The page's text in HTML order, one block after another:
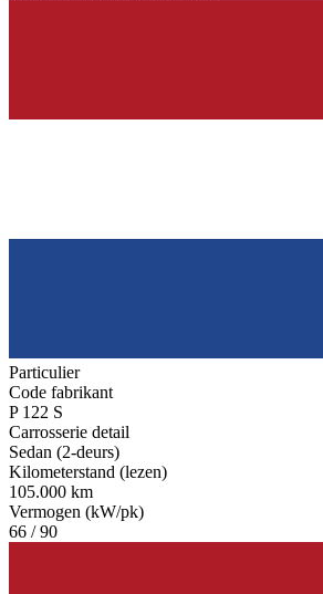
Particulier
Code fabrikant
P 122 S
Carrosserie detail
Sedan (2-deurs)
Kilometerstand (lezen)
105.000 km
Vermogen (kW/pk)
66 / 90